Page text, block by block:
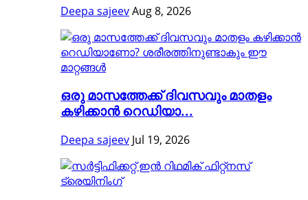
Deepa sajeevAug 8, 2026
ഒരു മാസത്തേക്ക് ദിവസവും മാതളം
കഴിക്കാൻ റെഡിയാ...
Deepa sajeev Jul 19, 2026